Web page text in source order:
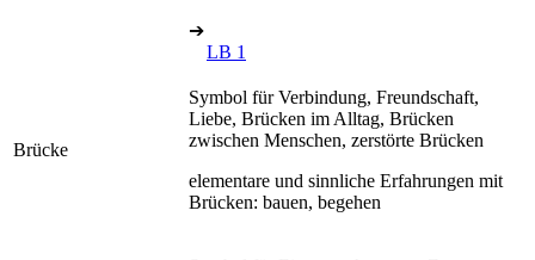
➔
LB 1
Brücke
Symbol für Verbindung, Freundschaft,
Liebe, Brücken im Alltag, Brücken
zwischen Menschen, zerstörte Brücken
elementare und sinnliche Erfahrungen mit
Brücken: bauen, begehen